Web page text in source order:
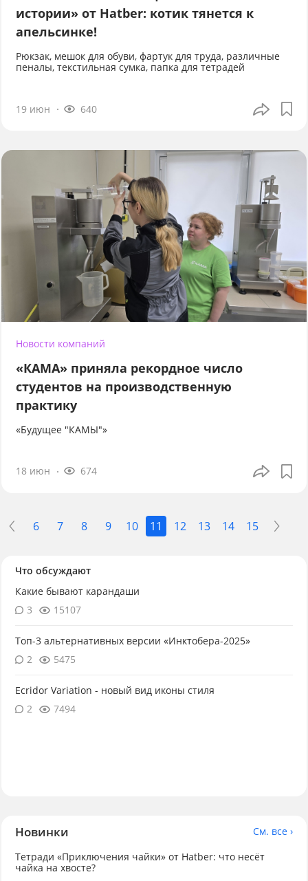
истории» от Hatber: котик тянется к
апельсинке!
Рюкзак, мешок для обуви, фартук для труда, различные
пеналы, текстильная сумка, папка для тетрадей
19 июн 640
Новости компаний
«КАМА» приняла рекордное число
студентов на производственную
практику
«Будущее "КАМЫ"»
18 июн 674
6 7 8 9 10 11 12 13 14 15
Что обсуждают
Какие бывают карандаши
3
15107
Топ-3 альтернативных версии «Инктобера-2025»
2
5475
Ecridor Variation - новый вид иконы стиля
2
7494
Новинки
См. все ›
Тетради «Приключения чайки» от Hatber: что несёт
чайка на хвосте?